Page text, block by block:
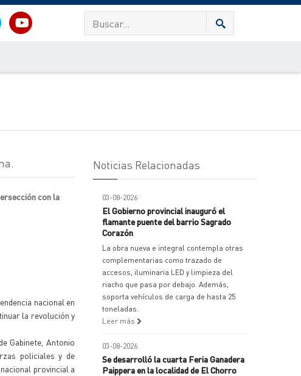
con la
nacional en
la revolución y
Gabinete, Antonio
policiales y de
provincial a
Noticias Relacionadas
03-08-2026
El Gobierno provincial inauguró el
flamante puente del barrio Sagrado
Corazón
La obra nueva e integral contempla otras
complementarias como trazado de
accesos, iluminaria LED y limpieza del
riacho que pasa por debajo. Además,
soporta vehículos de carga de hasta 25
toneladas.
Leer más
03-08-2026
Se desarrolló la cuarta Feria Ganadera
Paippera en la localidad de El Chorro